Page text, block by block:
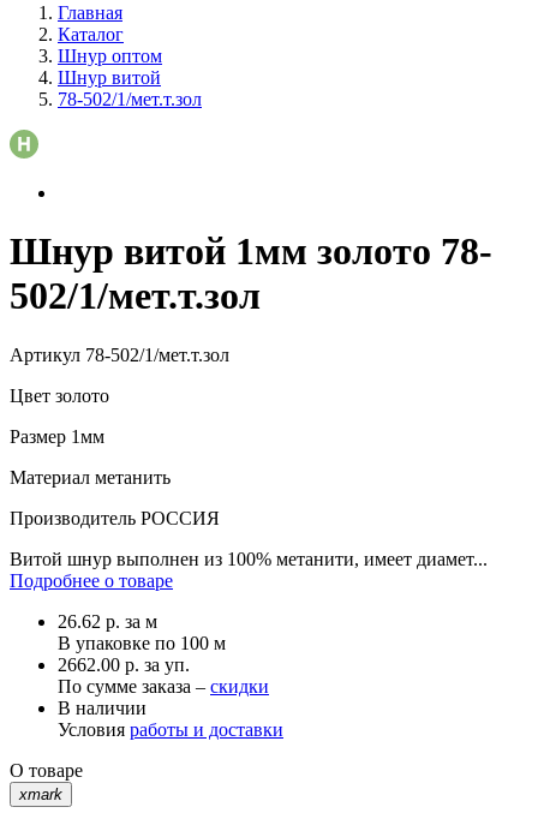
Главная
Каталог
Шнур оптом
Шнур витой
78-502/1/мет.т.зол
Шнур витой 1мм золото 78-
502/1/мет.т.зол
Артикул 78-502/1/мет.т.зол
Цвет золото
Размер 1мм
Материал метанить
Производитель РОССИЯ
Витой шнур выполнен из 100% метанити, имеет диамет...
Подробнее о товаре
26.62 р. за м
В упаковке по 100 м
2662.00 р. за уп.
По сумме заказа – скидки
В наличии
Условия работы и доставки
О товаре
xmark